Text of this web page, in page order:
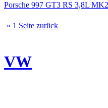
Porsche 997 GT3 RS 3,8L
« 1 Seite zurück
VW